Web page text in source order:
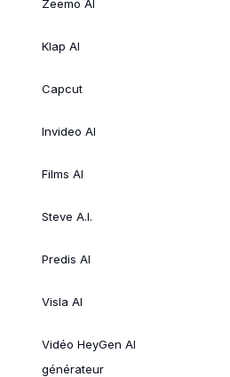
Zeemo AI
Klap AI
Capcut
Invideo AI
Films AI
Steve A.I.
Predis AI
Visla AI
Vidéo HeyGen AI
générateur